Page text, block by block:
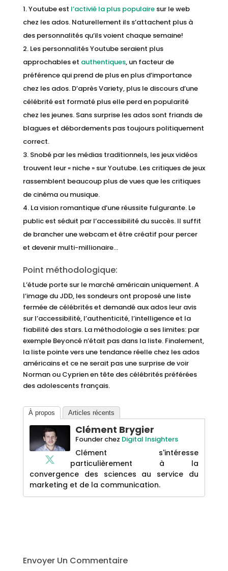
Youtube est l’activié la plus populairesur le web
chez les ados. Naturellement ils s’attachent plus à
des personnalités qu’ils voient chaque semaine!
Les personnalités Youtube seraient plus
approchables et authentiques, un facteur de
préférence qui prend de plus en plus d’importance
chez les ados. D’après Variety, plus le discours d’une
célébrité est formaté plus elle perd en popularité
chez les jeunes. Sans surprise les ados sont friands de
blagues et débordements pas toujours politiquement
correct.
Snobé par les médias traditionnels, les jeux vidéos
trouvent leur « niche » sur Youtube. Les critiques de jeux
rassemblent beaucoup plus de vues que les critiques
de cinéma ou musique.
La vision romantique d’une réussite fulgurante. Le
public est séduit par l’accessibilité du succès. Il suffit
de brancher une webcam et être créatif pour percer
et devenir multi-millionaire…
Point méthodologique:
L’étude porte sur le marché américain uniquement. A
l’image du JDD, les sondeurs ont proposé une liste
fermée de célébrités et demandé aux ados leur avis
sur l’accessibilité, l’authenticité, l’intelligence et la
fiabilité des stars. La méthodologie a ses limites: par
exemple Beyoncé n’était pas dans la liste. Finalement,
la liste pointe vers une tendance réelle chez les ados
américains et ce ne serait pas une surprise de voir
Norman ou Cyprien en tête des célébrités préférées
des adolescents français.
À propos Articles récents
Clément Brygier
Founderchez Digital Insighters
Clément s'intéresse
particulièrement à la
convergence des sciences au service du
marketing et de la communication.
Envoyer Un Commentaire